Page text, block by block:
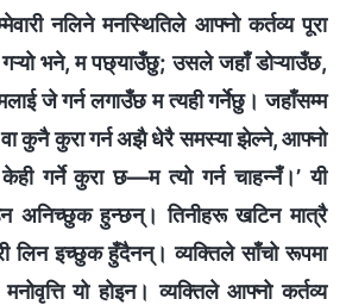
नलिने मनस्थितिले आफ्‍नो कर्तव्य पूरा
भने, म पछ्याउँछु; उसले जहाँ डोऱ्याउँछ,
जे गर्न लगाउँछ म त्यही गर्नेछु। जहाँसम्‍म
वा कुनै कुरा गर्न अझै धेरै समस्या झेल्ने, आफ्‍नो
गर्ने कुरा छ—म त्यो गर्न चाहन्नँ।’ यी
अनिच्‍छुक हुन्छन्। तिनीहरू खटिन मात्रै
लिन इच्छुक हुँदैनन्। व्यक्तिले साँचो रूपमा
यो होइन। व्यक्तिले आफ्‍नो कर्तव्य